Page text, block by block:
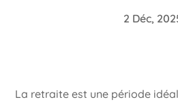
2 Déc,
La retraite est une période